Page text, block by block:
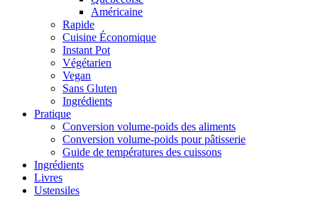
Américaine
Rapide
Cuisine Économique
Instant Pot
Végétarien
Vegan
Sans Gluten
Ingrédients
Pratique
Conversion volume-poids des aliments
Conversion volume-poids pour pâtisserie
Guide de températures des cuissons
Ingrédients
Livres
Ustensiles